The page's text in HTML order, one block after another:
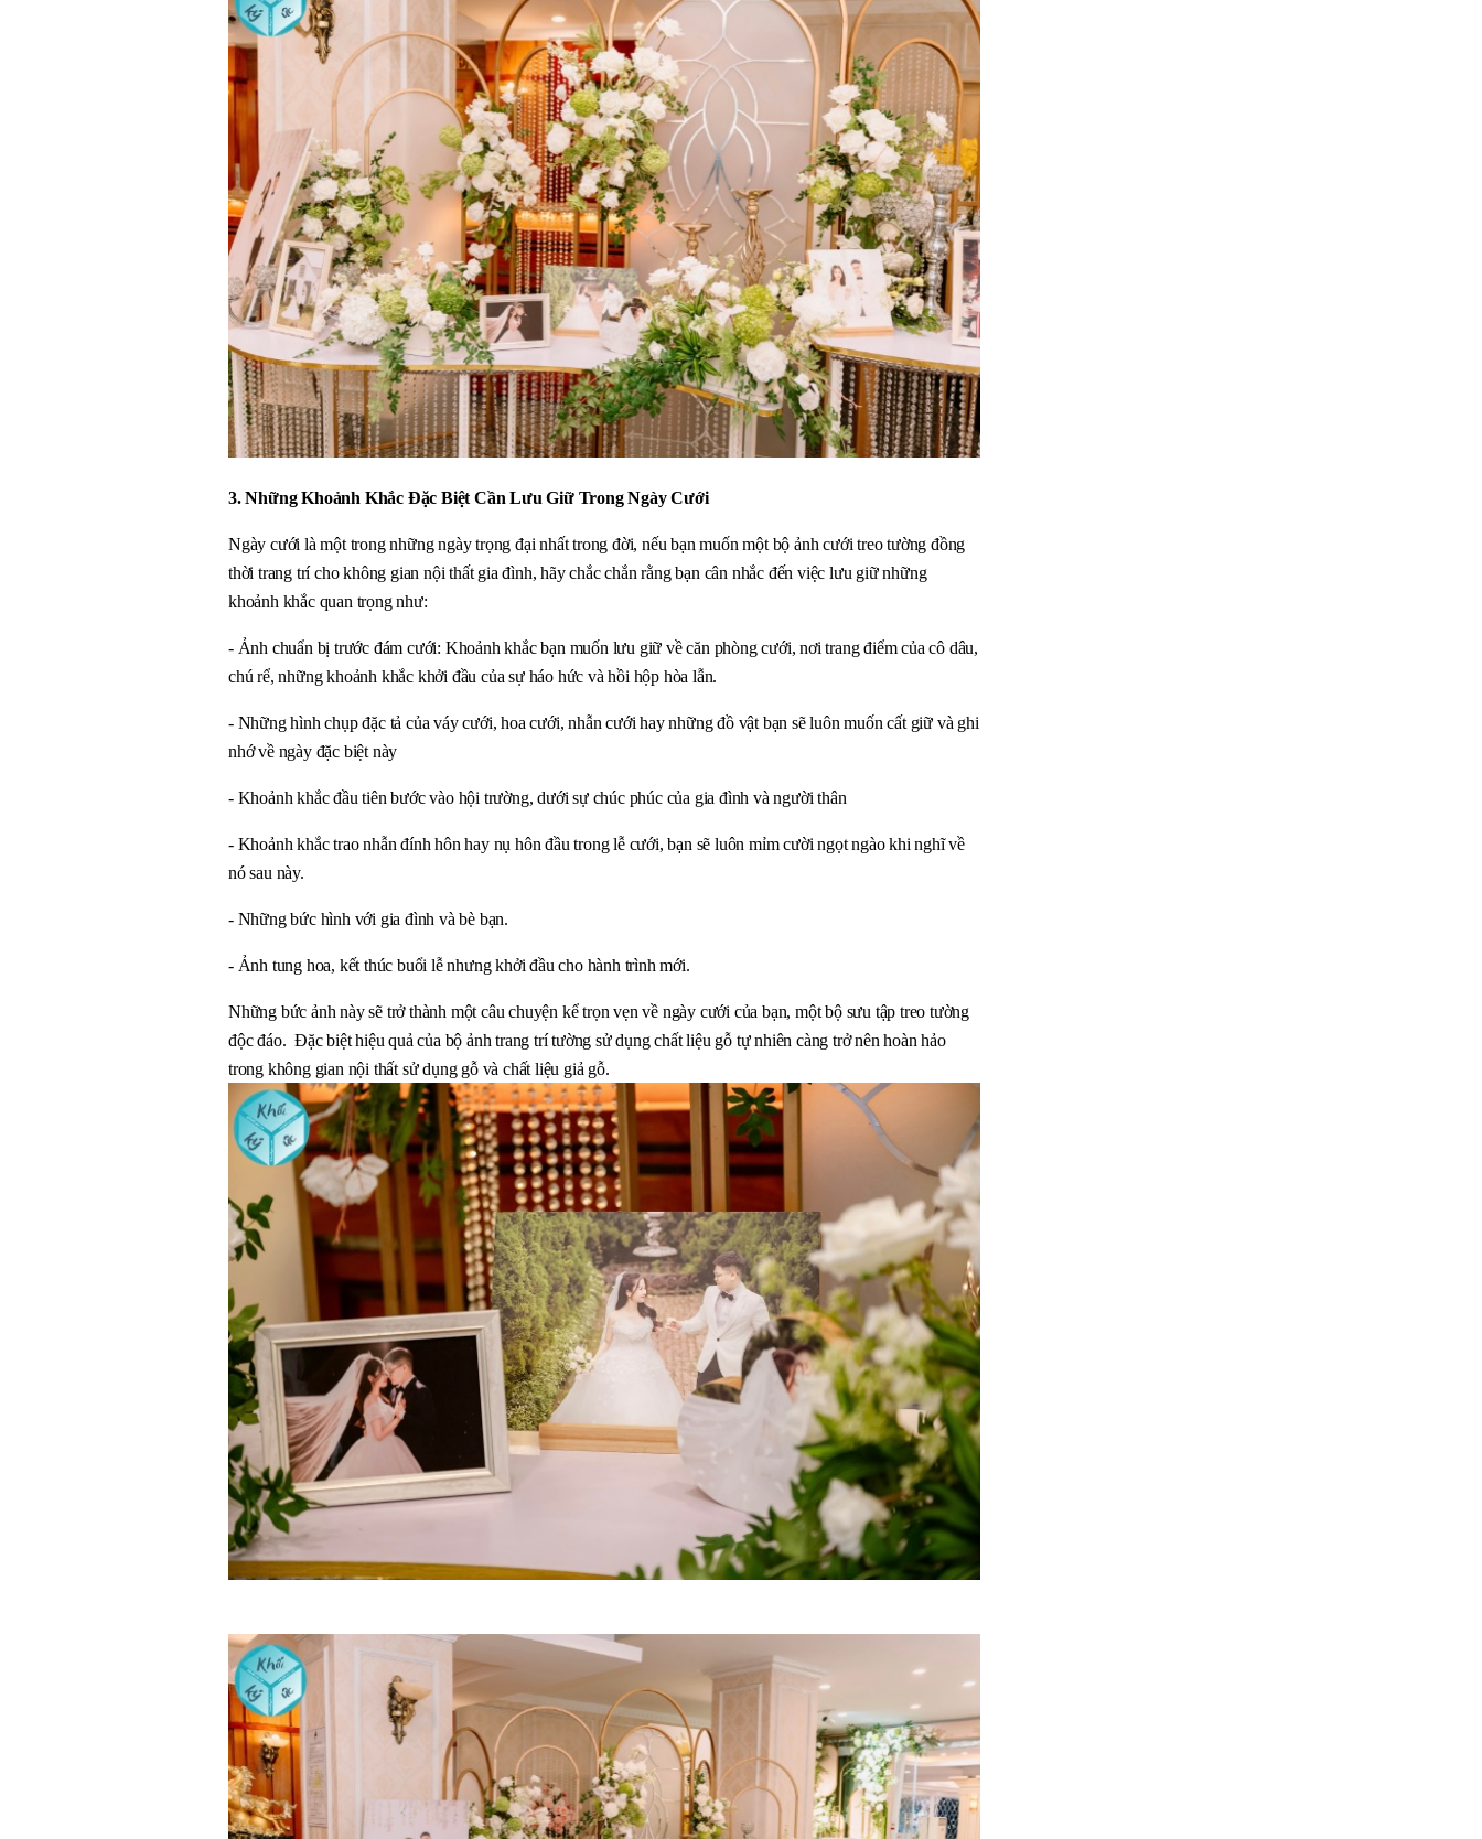
3. Những Khoảnh Khắc Đặc Biệt Cần Lưu Giữ Trong Ngày Cưới
Ngày cưới là một trong những ngày trọng đại nhất trong đời, nếu bạn muốn một bộ ảnh cưới treo tường đồng
thời trang trí cho không gian nội thất gia đình, hãy chắc chắn rằng bạn cân nhắc đến việc lưu giữ những
khoảnh khắc quan trọng như:
- Ảnh chuẩn bị trước đám cưới: Khoảnh khắc bạn muốn lưu giữ về căn phòng cưới, nơi trang điểm của cô dâu,
chú rể, những khoảnh khắc khởi đầu của sự háo hức và hồi hộp hòa lẫn.
- Những hình chụp đặc tả của váy cưới, hoa cưới, nhẫn cưới hay những đồ vật bạn sẽ luôn muốn cất giữ và ghi
nhớ về ngày đặc biệt này
- Khoảnh khắc đầu tiên bước vào hội trường, dưới sự chúc phúc của gia đình và người thân
- Khoảnh khắc trao nhẫn đính hôn hay nụ hôn đầu trong lễ cưới, bạn sẽ luôn mỉm cười ngọt ngào khi nghĩ về
nó sau này.
- Những bức hình với gia đình và bè bạn.
- Ảnh tung hoa, kết thúc buổi lễ nhưng khởi đầu cho hành trình mới.
Những bức ảnh này sẽ trở thành một câu chuyện kể trọn vẹn về ngày cưới của bạn, một bộ sưu tập treo tường
độc đáo.  Đặc biệt hiệu quả của bộ ảnh trang trí tường sử dụng chất liệu gỗ tự nhiên càng trở nên hoàn hảo
trong không gian nội thất sử dụng gỗ và chất liệu giả gỗ.